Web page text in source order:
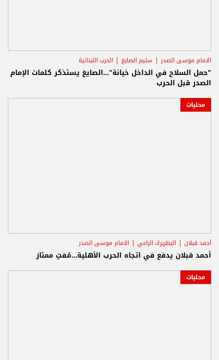
الامام موسى الصدر سليم الصايغ الحرب اللبنانية
"حمل السلاح في الداخل خيانة"...الصايغ يستذكر كلمات الإمام
الصدر قبل الحرب
محليات
أحمد قبلان البطريرك الراعي الامام موسى الصدر
أحمد قبلان يدفع في اتجاه الحرب الأهلية...مُفتٍ ممتاز
محليات